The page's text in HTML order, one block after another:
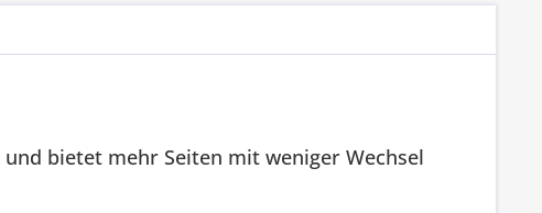
und bietet mehr Seiten mit weniger Wechsel